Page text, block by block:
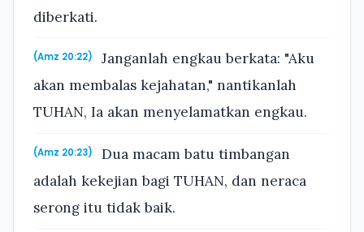
diberkati.
(Amz 20:22)
Janganlah engkau berkata: "Aku
akan membalas kejahatan," nantikanlah
TUHAN, Ia akan menyelamatkan engkau.
(Amz 20:23)
Dua macam batu timbangan
adalah kekejian bagi TUHAN, dan neraca
serong itu tidak baik.